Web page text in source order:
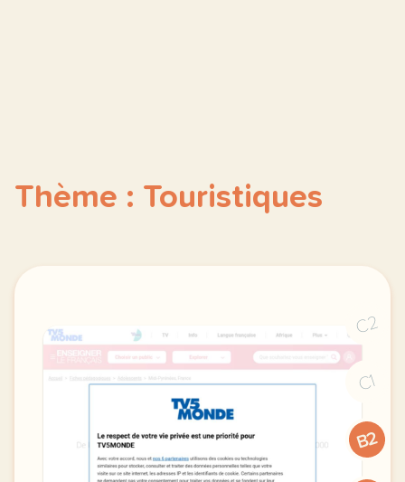
Thème : Touristiques
C2
C1
B2